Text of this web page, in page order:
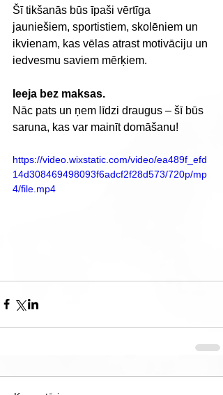
Šī tikšanās būs īpaši vērtīga
jauniešiem, sportistiem, skolēniem un
ikvienam, kas vēlas atrast motivāciju un
iedvesmu saviem mērķiem.
Ieeja bez maksas.
Nāc pats un ņem līdzi draugus – šī būs
saruna, kas var mainīt domāšanu!
https://video.wixstatic.com/video/ea489f_efd
14d308469498093f6adcf2f28d573/720p/mp
4/file.mp4